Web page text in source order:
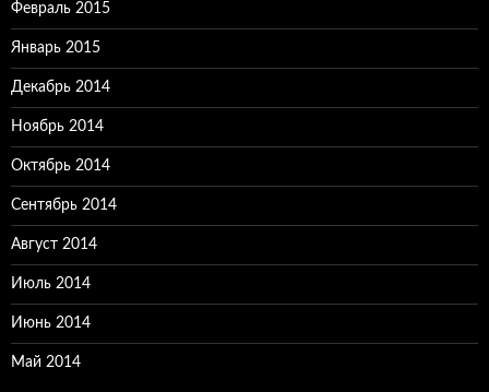
Февраль 2015
Январь 2015
Декабрь 2014
Ноябрь 2014
Октябрь 2014
Сентябрь 2014
Август 2014
Июль 2014
Июнь 2014
Май 2014